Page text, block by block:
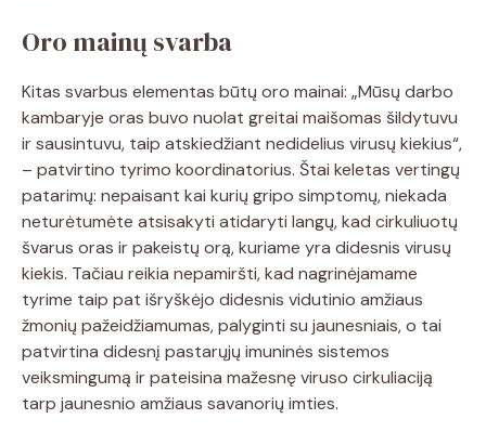
Oro mainų svarba
Kitas svarbus elementas būtų oro mainai: „Mūsų darbo
kambaryje oras buvo nuolat greitai maišomas šildytuvu
ir sausintuvu, taip atskiedžiant nedidelius virusų kiekius“,
– patvirtino tyrimo koordinatorius. Štai keletas vertingų
patarimų: nepaisant kai kurių gripo simptomų, niekada
neturėtumėte atsisakyti atidaryti langų, kad cirkuliuotų
švarus oras ir pakeistų orą, kuriame yra didesnis virusų
kiekis. Tačiau reikia nepamiršti, kad nagrinėjamame
tyrime taip pat išryškėjo didesnis vidutinio amžiaus
žmonių pažeidžiamumas, palyginti su jaunesniais, o tai
patvirtina didesnį pastarųjų imuninės sistemos
veiksmingumą ir pateisina mažesnę viruso cirkuliaciją
tarp jaunesnio amžiaus savanorių imties.